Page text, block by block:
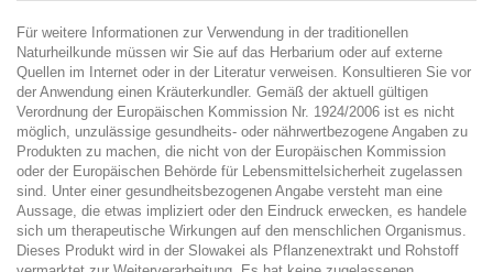
Für weitere Informationen zur Verwendung in der traditionellen
Naturheilkunde müssen wir Sie auf das Herbarium oder auf externe
Quellen im Internet oder in der Literatur verweisen. Konsultieren Sie vor
der Anwendung einen Kräuterkundler. Gemäß der aktuell gültigen
Verordnung der Europäischen Kommission Nr. 1924/2006 ist es nicht
möglich, unzulässige gesundheits- oder nährwertbezogene Angaben zu
Produkten zu machen, die nicht von der Europäischen Kommission
oder der Europäischen Behörde für Lebensmittelsicherheit zugelassen
sind. Unter einer gesundheitsbezogenen Angabe versteht man eine
Aussage, die etwas impliziert oder den Eindruck erwecken, es handele
sich um therapeutische Wirkungen auf den menschlichen Organismus.
Dieses Produkt wird in der Slowakei als Pflanzenextrakt und Rohstoff